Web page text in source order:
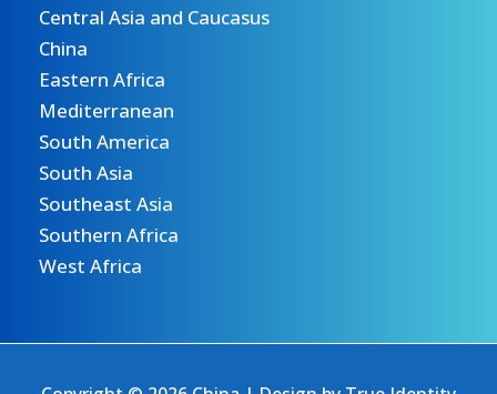
Central Asia and Caucasus
China
Eastern Africa
Mediterranean
South America
South Asia
Southeast Asia
Southern Africa
West Africa